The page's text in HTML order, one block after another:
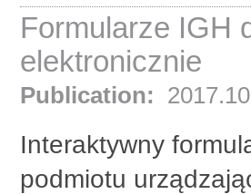
Formularze IGH
elektronicznie
Publication:
Interaktywny
podmiotu